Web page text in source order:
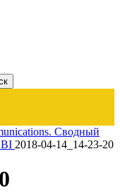
Сводный
BI 2018-04-14_14-23-20